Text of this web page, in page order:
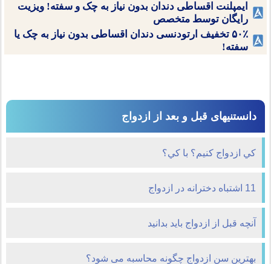
ایمپلنت اقساطی دندان بدون نیاز به چک و سفته! ویزیت
رایگان توسط متخصص
۵۰٪ تخفیف ارتودنسی دندان اقساطی بدون نیاز به چک یا
سفته!
دانستنیهای قبل و بعد از ازدواج
کي ازدواج کنيم؟ با کي؟
11 اشتباه دخترانه در ازدواج
آنچه قبل از ازدواج باید بدانید
بهترین سن ازدواج چگونه محاسبه می شود؟